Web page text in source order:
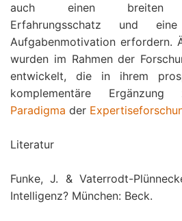
auch einen breiten
Erfahrungsschatz und
Aufgabenmotivation erfordern.
wurden im Rahmen der
entwickelt, die in ihrem
komplementäre Ergänzung
Paradigma der
Literatur
Funke, J. & Vaterrodt-
Intelligenz? München: Beck.